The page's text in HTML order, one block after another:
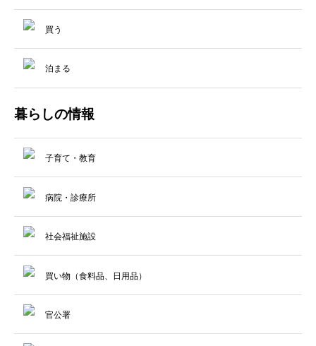
買う
泊まる
暮らしの情報
子育て・教育
病院・診療所
社会福祉施設
買い物（食料品、日用品）
官公署